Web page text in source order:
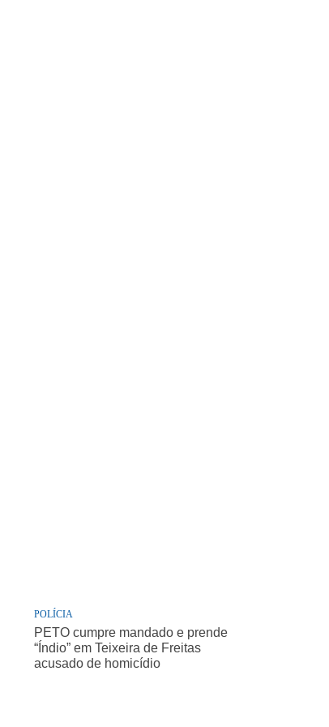
POLÍCIA
PETO cumpre mandado e prende
“Índio” em Teixeira de Freitas
acusado de homicídio